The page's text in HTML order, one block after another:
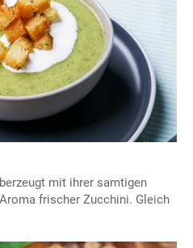
mit ihrer samtigen
frischer Zucchini. Gleich